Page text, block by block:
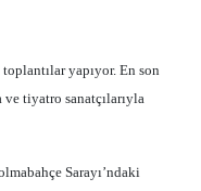
yapıyor. En son
ve tiyatro sanatçılarıyla
Sarayı’ndaki